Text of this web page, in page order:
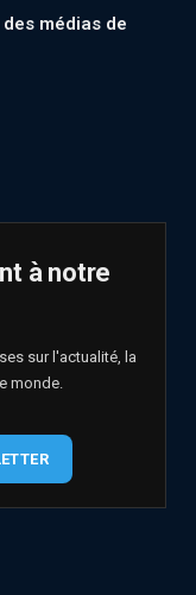
médias de
à notre
sur l'actualité, la
monde.